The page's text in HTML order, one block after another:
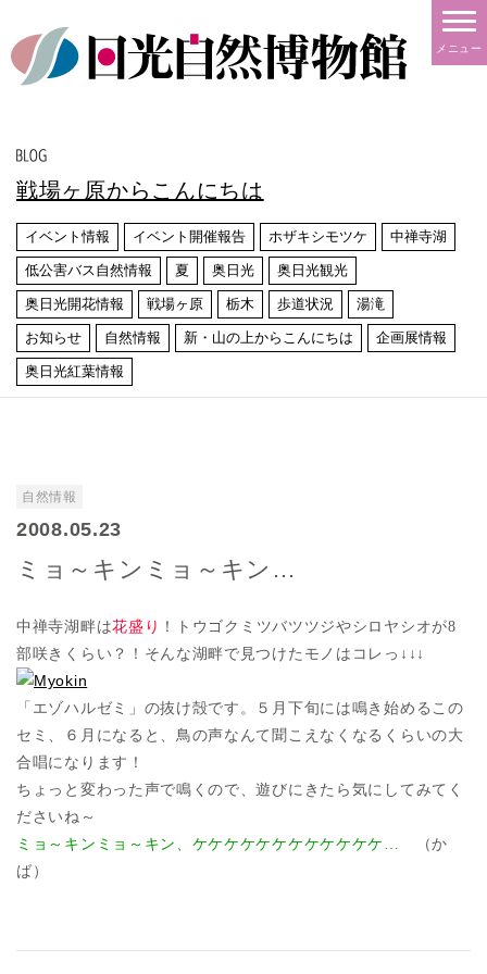
メニュー
戦場ヶ原からこんにちは
イベント情報 イベント開催報告 ホザキシモツケ 中禅寺湖
低公害バス自然情報 夏 奥日光 奥日光観光
奥日光開花情報 戦場ヶ原 栃木 歩道状況 湯滝
お知らせ 自然情報 新・山の上からこんにちは 企画展情報
奥日光紅葉情報
自然情報
2008.05.23
ミョ～キンミョ～キン…
中禅寺湖畔は花盛り ！トウゴクミツバツツジやシロヤシオが8
部咲きくらい？！そんな湖畔で見つけたモノはコレっ↓↓↓
「エゾハルゼミ」の抜け殻です。５月下旬には鳴き始めるこの
セミ、６月になると、鳥の声なんて聞こえなくなるくらいの大
合唱になります！
ちょっと変わった声で鳴くので、遊びにきたら気にしてみてく
ださいね～
ミョ～キンミョ～キン、ケケケケケケケケケケケケ…
（か
ば）